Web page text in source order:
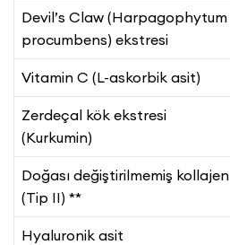
Devil’s Claw (Harpagophytum
procumbens) ekstresi
Vitamin C (L-askorbik asit)
Zerdeçal kök ekstresi
(Kurkumin)
Doğası değiştirilmemiş kollajen
(Tip II) **
Hyaluronik asit